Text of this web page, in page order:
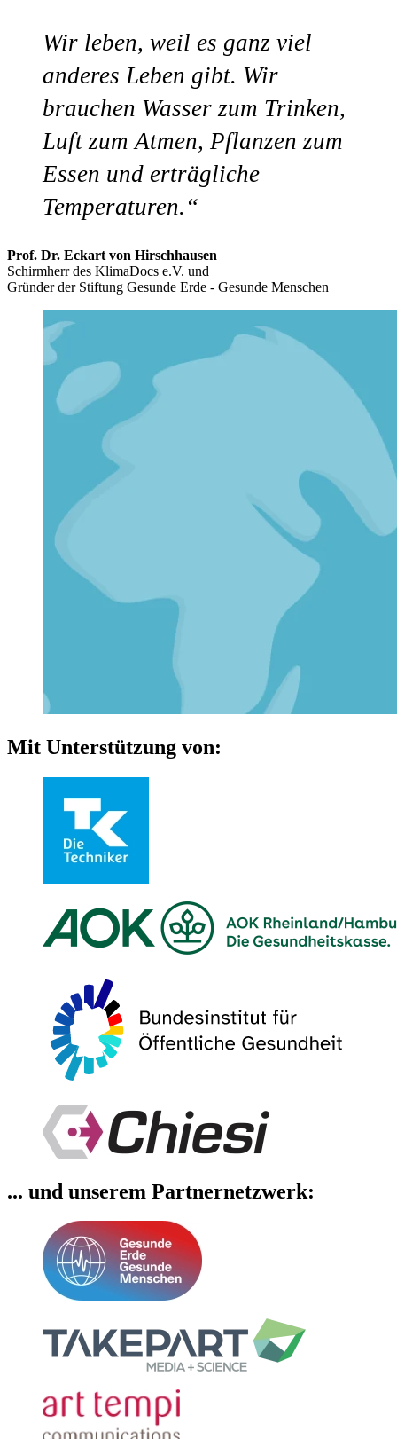
Wir leben, weil es ganz viel
anderes Leben gibt. Wir
brauchen Wasser zum Trinken,
Luft zum Atmen, Pflanzen zum
Essen und erträgliche
Temperaturen.“
Prof. Dr. Eckart von Hirschhausen
Schirmherr des KlimaDocs e.V. und
Gründer der Stiftung Gesunde Erde - Gesunde Menschen
Mit Unterstützung von:
... und unserem Partnernetzwerk: